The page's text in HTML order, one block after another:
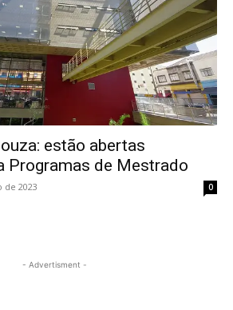
estão abertas
Programas de Mestrado
2023 0
- Advertisment -